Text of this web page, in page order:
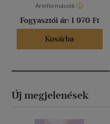
Árinformációk
Fogyasztói ár: 1 970 Ft
Kosárba
Új megjelenések